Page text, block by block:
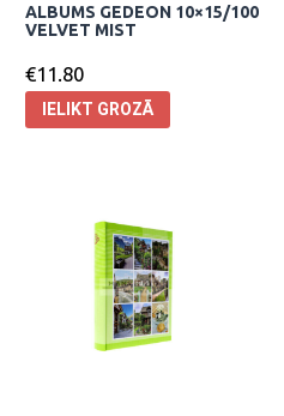
ALBUMS GEDEON 10×15/100
VELVET MIST
€11.80
IELIKT GROZĀ